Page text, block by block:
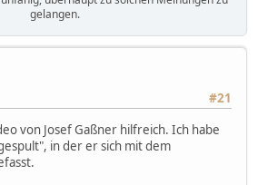
gelangen.
#21
von Josef Gaßner hilfreich. Ich habe
in der er sich mit dem